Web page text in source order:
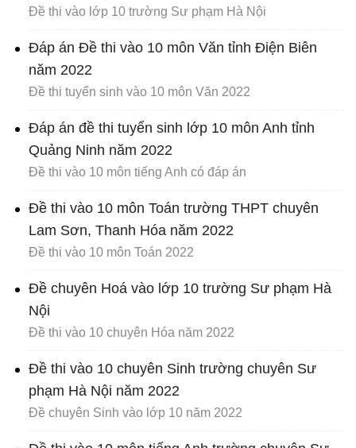
Đề thi vào lớp 10 trường Sư phạm Hà Nội
Đáp án Đề thi vào 10 môn Văn tỉnh Điện Biên
năm 2022
Đề thi tuyển sinh vào 10 môn Văn 2022
Đáp án đề thi tuyển sinh lớp 10 môn Anh tỉnh
Quảng Ninh năm 2022
Đề thi vào 10 môn tiếng Anh có đáp án
Đề thi vào 10 môn Toán trường THPT chuyên
Lam Sơn, Thanh Hóa năm 2022
Đề thi vào 10 môn Toán 2022
Đề chuyên Hoá vào lớp 10 trường Sư phạm Hà
Nội
Đề thi vào 10 chuyên Hóa năm 2022
Đề thi vào 10 chuyên Sinh trường chuyên Sư
phạm Hà Nội năm 2022
Đề chuyên Sinh vào lớp 10 năm 2022